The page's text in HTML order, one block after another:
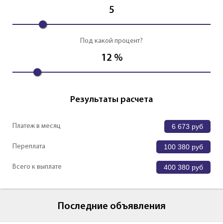
5
Под какой процент?
12 %
Результаты расчета
Платеж в месяц 6 673 руб
Переплата 100 380 руб
Всего к выплате 400 380 руб
Последние объявления